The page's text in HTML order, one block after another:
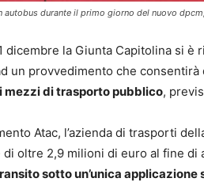
autobus durante il primo giorno del nuovo
dicembre la Giunta Capitolina si
un provvedimento che consentirà
mezzi di trasporto pubblico,
Atac, l’azienda di trasporti
oltre 2,9 milioni di euro al fine di
sotto un’unica